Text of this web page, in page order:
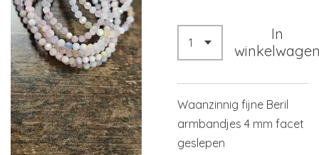
In
Waanzinnig fijne Beril
armbandjes 4 mm facet
geslepen